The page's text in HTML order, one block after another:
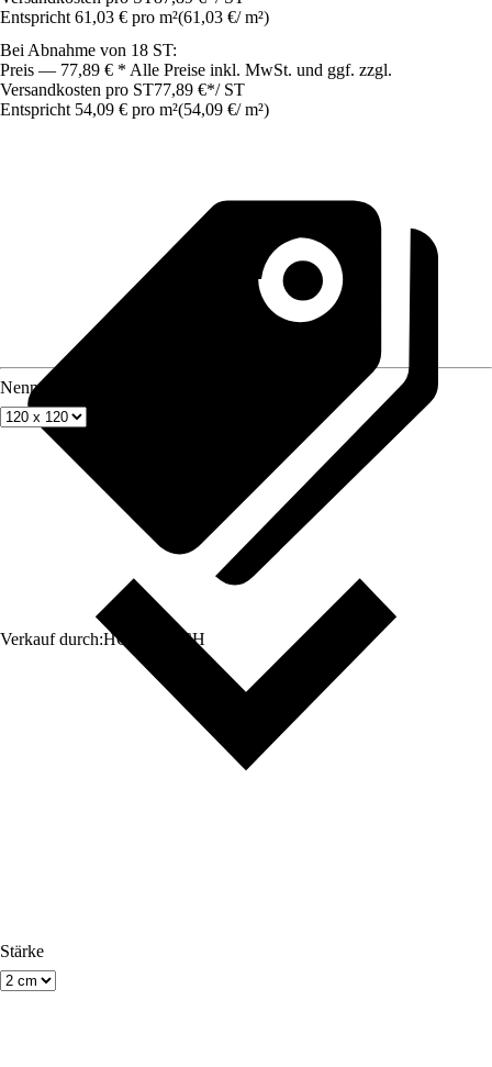
Entspricht 61,03 € pro m²(61,03 €/ m²)
Bei Abnahme von 18 ST:
Preis — 77,89 € * Alle Preise inkl. MwSt. und ggf. zzgl.
Versandkosten pro ST77,89 €*/ ST
Entspricht 54,09 € pro m²(54,09 €/ m²)
Verkauf durch:HORNBACH
Nenngröße in cm
Stärke